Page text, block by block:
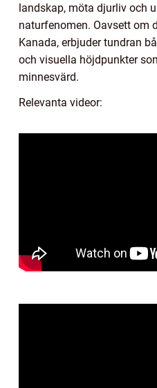
landskap, möta djurliv och
naturfenomen. Oavsett om
Kanada, erbjuder tundran
och visuella höjdpunkter
minnesvärd.
Relevanta videor: